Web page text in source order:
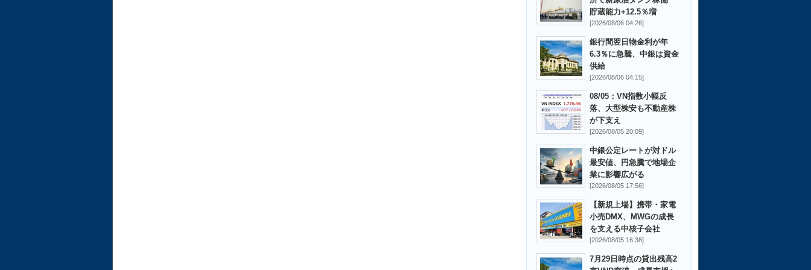
貯蔵能力+12.5％増
[2026/08/06 04:26]
銀行間翌日物金利が年
6.3％に急騰、中銀は資金
供給
[2026/08/06 04:15]
08/05：VN指数小幅反
落、大型株安も不動産株
が下支え
[2026/08/05 20:09]
中銀公定レートが対ドル
最安値、円急騰で地場企
業に影響広がる
[2026/08/05 17:56]
【新規上場】携帯・家電
小売DMX、MWGの成長
を支える中核子会社
[2026/08/05 16:38]
7月29日時点の貸出残高2